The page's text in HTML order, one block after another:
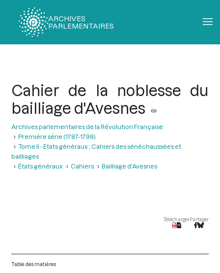
ARCHIVES
PARLEMENTAIRES
Cahier de la noblesse du
bailliage d'Avesnes
Archives parlementaires de la Révolution Française
Première série (1787-1799)
Tome II - Etats généraux ; Cahiers des sénéchaussées et
bailliages
États généraux
Cahiers Bailliage d'Avesnes
TéléchargerPartager
Table des matières